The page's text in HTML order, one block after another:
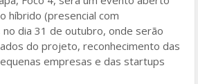
híbrido (presencial com
dia 31 de outubro, onde serão
do projeto, reconhecimento das
empresas e das startups